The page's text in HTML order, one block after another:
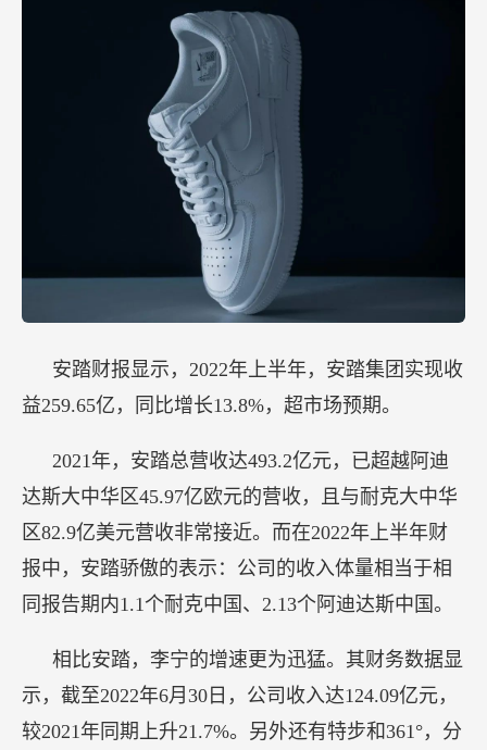
安踏财报显示，2022年上半年，安踏集团实现收
益259.65亿，同比增长13.8%，超市场预期。
2021年，安踏总营收达493.2亿元，已超越阿迪
达斯大中华区45.97亿欧元的营收，且与耐克大中华
区82.9亿美元营收非常接近。而在2022年上半年财
报中，安踏骄傲的表示：公司的收入体量相当于相
同报告期内1.1个耐克中国、2.13个阿迪达斯中国。
相比安踏，李宁的增速更为迅猛。其财务数据显
示，截至2022年6月30日，公司收入达124.09亿元，
较2021年同期上升21.7%。另外还有特步和361°，分